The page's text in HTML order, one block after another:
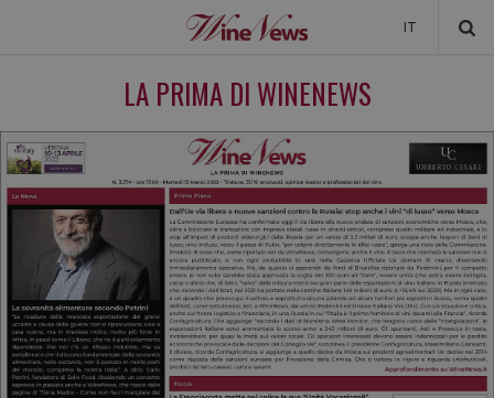
IT
LA PRIMA DI WINENEWS